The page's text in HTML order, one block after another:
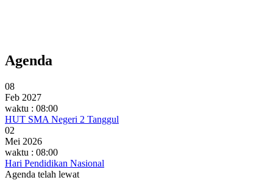
Agenda
08
Feb 2027
waktu : 08:00
HUT SMA Negeri 2 Tanggul
02
Mei 2026
waktu : 08:00
Hari Pendidikan Nasional
Agenda telah lewat